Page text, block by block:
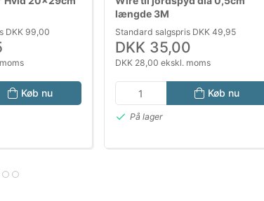
DKK 99,00
Køb nu
længde 3M
Standard salgspris DKK 49,95
DKK 35,00
DKK 28,00 ekskl. moms
Køb nu
På lager